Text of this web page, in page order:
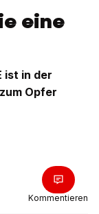
eine
ist in der
Opfer
Kommentieren